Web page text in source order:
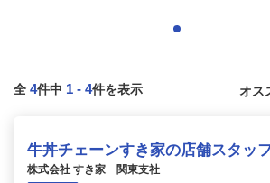
全 4件中 1 - 4件を表示
牛丼チェーンすき家の店舗スタッ
株式会社 すき家 関東支社